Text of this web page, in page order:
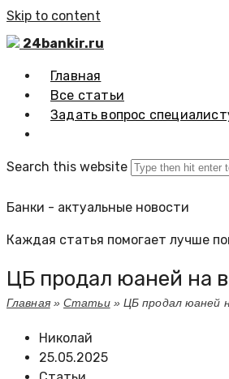
Skip to content
24bankir.ru
Главная
Все статьи
Задать вопрос
Search this website
Банки - актуальные новости
Каждая статья помогает лучше
ЦБ продал юаней на
Главная»Статьи» ЦБ продал юаней
Николай
25.05.2025